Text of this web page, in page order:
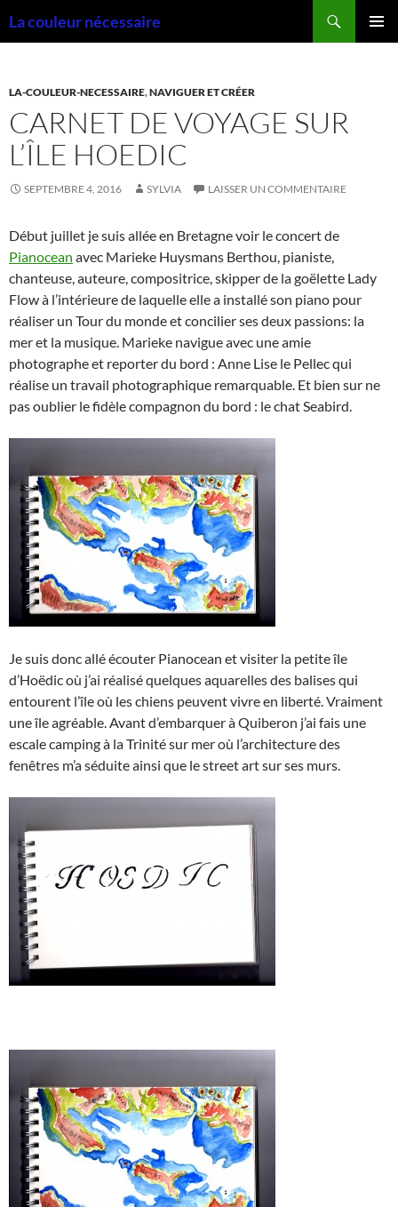
auLa couleur nécessaire
LA-COULEUR-NECESSAIRE,NAVIGUER ET CRÉER
CARNET DE VOYAGE SUR
L’ÎLE HOEDIC
SEPTEMBRE 4, 2016 SYLVIA LAISSER UN COMMENTAIRE
Début juillet je suis allée en Bretagne voir le concert de
Pianocean avec Marieke Huysmans Berthou, pianiste,
chanteuse, auteure, compositrice, skipper de la goëlette Lady
Flow à l’intérieure de laquelle elle a installé son piano pour
réaliser un Tour du monde et concilier ses deux passions: la
mer et la musique. Marieke navigue avec une amie
photographe et reporter du bord : Anne Lise le Pellec qui
réalise un travail photographique remarquable. Et bien sur ne
pas oublier le fidèle compagnon du bord : le chat Seabird.
Je suis donc allé écouter Pianocean et visiter la petite île
d’Hoëdic où j’ai réalisé quelques aquarelles des balises qui
entourent l’île où les chiens peuvent vivre en liberté. Vraiment
une île agréable. Avant d’embarquer à Quiberon j’ai fais une
escale camping à la Trinité sur mer où l’architecture des
fenêtres m’a séduite ainsi que le street art sur ses murs.